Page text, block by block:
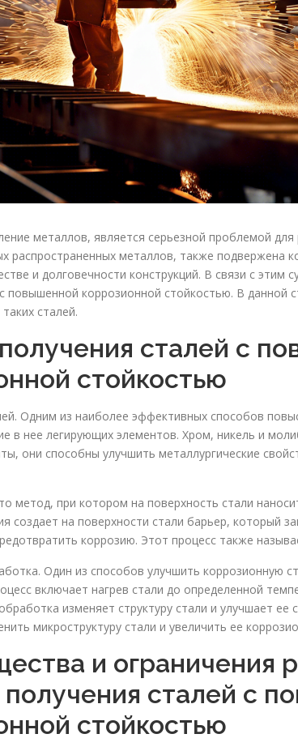
металлов, является серьезной проблемой
распространенных металлов, также подвержена
и долговечности конструкций. В связи с этим
повышенной коррозионной стойкостью. В данной
сталей.
сталей с
стойкостью
Одним из наиболее эффективных способов
в нее легирующих элементов. Хром, никель и
они способны улучшить металлургические
метод, при котором на поверхность стали
создает на поверхности стали барьер, который
коррозию. Этот процесс также
Один из способов улучшить коррозионную
включает нагрев стали до определенной
изменяет структуру стали и улучшает ее
микроструктуру стали и увеличить ее
и ограничения
сталей с
стойкостью